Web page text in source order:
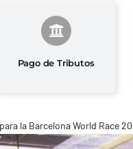
Pago de Tributos
la Barcelona World Race